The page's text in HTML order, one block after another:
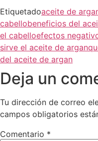
Etiquetadoaceite de
cabellobeneficios del
el cabelloefectos
sirve el aceite de argan
del aceite de argan
Deja un
Tu dirección de correo
campos obligatorios
Comentario *